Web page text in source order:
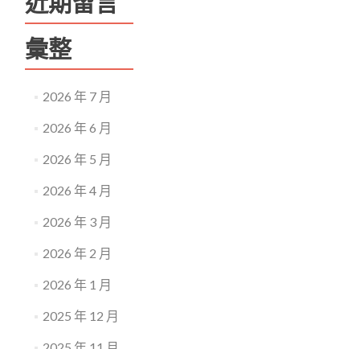
彙整
2026 年 7 月
2026 年 6 月
2026 年 5 月
2026 年 4 月
2026 年 3 月
2026 年 2 月
2026 年 1 月
2025 年 12 月